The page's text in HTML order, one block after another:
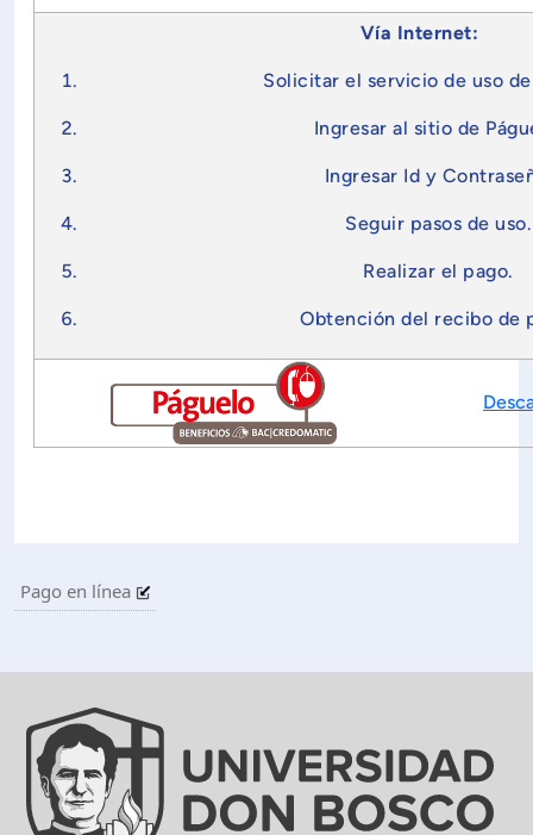
Vía Internet:
Solicitar el servicio de uso
Ingresar al sitio de
Ingresar Id y
Seguir pasos de uso.
Realizar el pago.
Obtención del recibo de
Pago en línea